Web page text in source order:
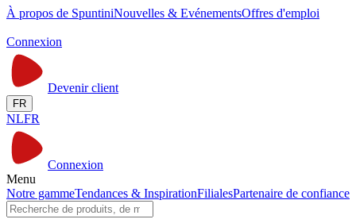
À propos de SpuntiniNouvelles & EvénementsOffres d'emploi
Connexion
Devenir client
FR
NLFR
Connexion
Menu
Notre gammeTendances & InspirationFilialesPartenaire de confiance